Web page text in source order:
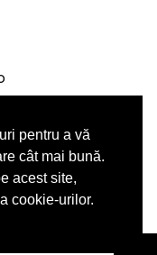
rezervate
pentru a vă
cât mai bună.
acest site,
cookie-urilor.